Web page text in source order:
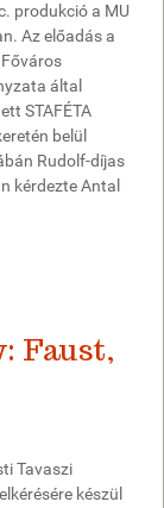
produkció a MU
Az előadás a
által
STAFÉTA
belül
Rudolf-díjas
kérdezte Antal
Faust,
Tavaszi
készül